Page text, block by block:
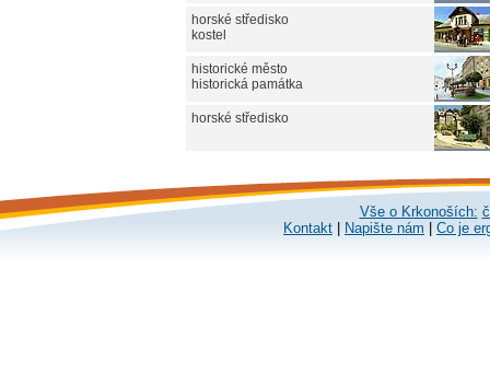
horské středisko
kostel
historické město
historická památka
horské středisko
Vše o Krkonoších:
Kontakt
Napište nám Co je